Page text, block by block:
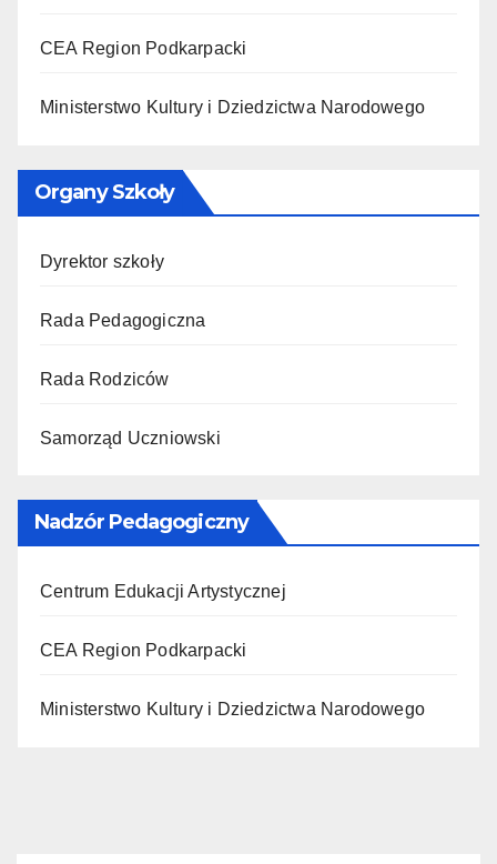
CEA Region Podkarpacki
Ministerstwo Kultury i Dziedzictwa Narodowego
Organy Szkoły
Dyrektor szkoły
Rada Pedagogiczna
Rada Rodziców
Samorząd Uczniowski
Nadzór Pedagogiczny
Centrum Edukacji Artystycznej
CEA Region Podkarpacki
Ministerstwo Kultury i Dziedzictwa Narodowego